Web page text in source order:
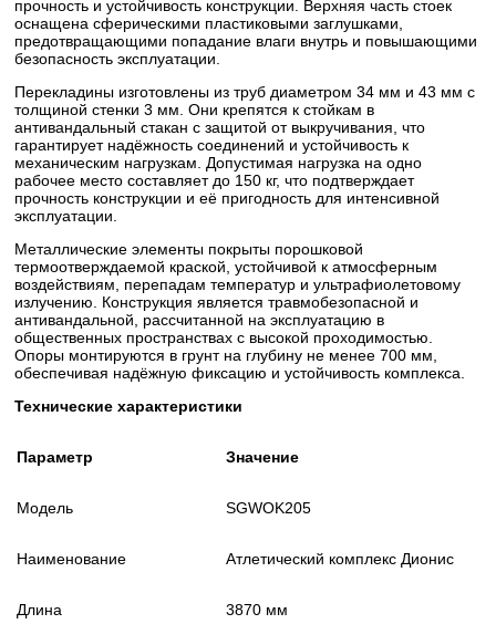
прочность и устойчивость конструкции. Верхняя часть стоек
оснащена сферическими пластиковыми заглушками,
предотвращающими попадание влаги внутрь и повышающими
безопасность эксплуатации.
Перекладины изготовлены из труб диаметром 34 мм и 43 мм с
толщиной стенки 3 мм. Они крепятся к стойкам в
антивандальный стакан с защитой от выкручивания, что
гарантирует надёжность соединений и устойчивость к
механическим нагрузкам. Допустимая нагрузка на одно
рабочее место составляет до 150 кг, что подтверждает
прочность конструкции и её пригодность для интенсивной
эксплуатации.
Металлические элементы покрыты порошковой
термоотверждаемой краской, устойчивой к атмосферным
воздействиям, перепадам температур и ультрафиолетовому
излучению. Конструкция является травмобезопасной и
антивандальной, рассчитанной на эксплуатацию в
общественных пространствах с высокой проходимостью.
Опоры монтируются в грунт на глубину не менее 700 мм,
обеспечивая надёжную фиксацию и устойчивость комплекса.
Технические характеристики
Параметр Значение
Модель SGWOK205
Наименование Атлетический комплекс Дионис
Длина 3870 мм